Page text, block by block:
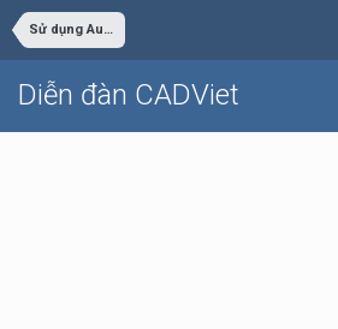
Sử dụng AutoCAD
Diễn đàn CADViet